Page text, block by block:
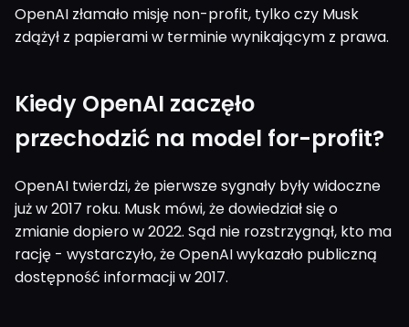
OpenAI złamało misję non-profit, tylko czy Musk
zdążył z papierami w terminie wynikającym z prawa.
Kiedy OpenAI zaczęło
przechodzić na model for-profit?
OpenAI twierdzi, że pierwsze sygnały były widoczne
już w 2017 roku. Musk mówi, że dowiedział się o
zmianie dopiero w 2022. Sąd nie rozstrzygnął, kto ma
rację - wystarczyło, że OpenAI wykazało publiczną
dostępność informacji w 2017.